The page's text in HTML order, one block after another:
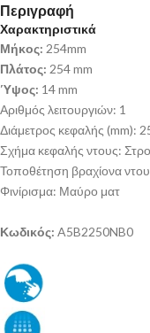
Περιγραφή
Χαρακτηριστικά
Μήκος: 254mm
Πλάτος: 254 mm
Ύψος: 14 mm
Αριθμός λειτουργιών: 1
Διάμετρος κεφαλής (mm):
Σχήμα κεφαλής ντους:
Τοποθέτηση βραχίονα
Φινίρισμα: Μαύρο ματ
Κωδικός: A5B2250NB0